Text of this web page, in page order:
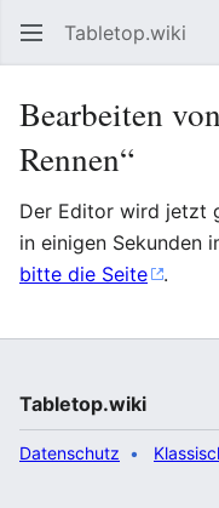
Tabletop.wiki
Bearbeiten
Rennen“
Der Editor wird jetzt
in einigen Sekunden
bitte die Seite
.
Tabletop.wiki
Datenschutz